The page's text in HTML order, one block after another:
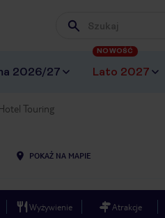
Wpisz frazę, której
2026/27 Lato 2027
NOWOŚĆ
Hotel Touring
POKAŻ NA MAPIE
Wyżywienie Atrakcje